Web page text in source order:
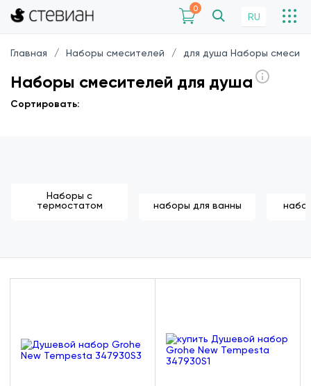
0
RU
Главная Наборы смесителей для душа Наборы
Наборы смесителей для душа
Сортировать:
Наборы с
термостатом
наборы для ванны